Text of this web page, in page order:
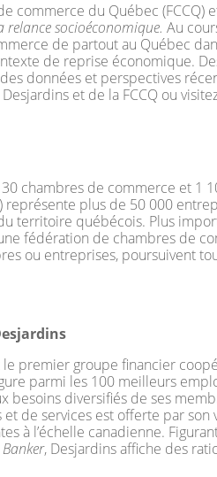
commerce du Québec (FCCQ)
relance socioéconomique. Au
de partout au Québec
de reprise économique.
données et perspectives
et de la FCCQ ou
chambres de commerce et
représente plus de 50 000
territoire québécois. Plus
fédération de chambres de
ou entreprises, poursuivent
premier groupe financier
parmi les 100 meilleurs
besoins diversifiés de ses
de services est offerte par
à l’échelle canadienne.
Banker, Desjardins affiche des